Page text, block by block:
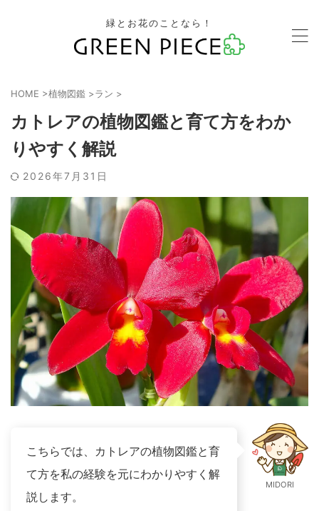
緑とお花のことなら！
HOME >植物図鑑 >ラン >
カトレアの植物図鑑と育て方をわか
りやすく解説
2026年7月31日
こちらでは、カトレアの植物図鑑と育
て方を私の経験を元にわかりやすく解
説します。
MIDORI